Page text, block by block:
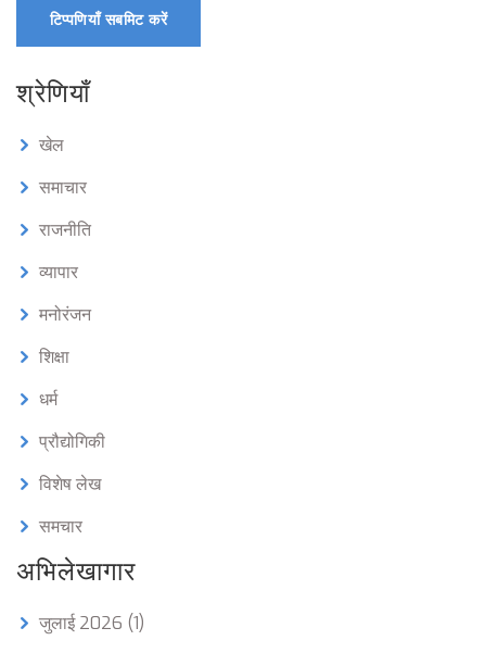
टिप्पणियाँ सबमिट करें
श्रेणियाँ
खेल
समाचार
राजनीति
व्यापार
मनोरंजन
शिक्षा
धर्म
प्रौद्योगिकी
विशेष लेख
समचार
अभिलेखागार
जुलाई 2026 (1)